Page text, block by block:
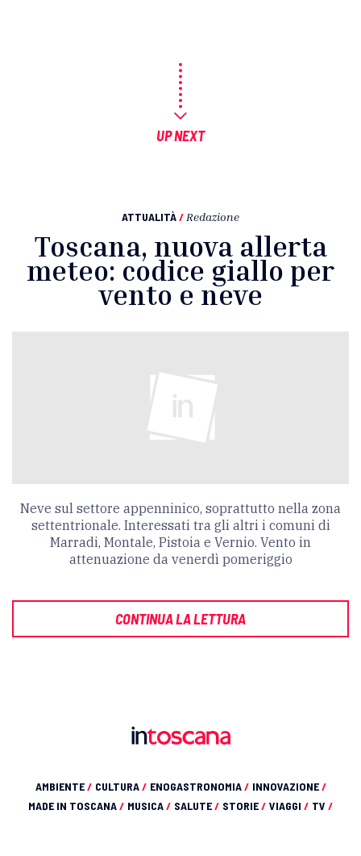
UP NEXT
ATTUALITÀ/ Redazione
Toscana, nuova allerta
meteo: codice giallo per
vento e neve
Neve sul settore appenninico, soprattutto nella zona
settentrionale. Interessati tra gli altri i comuni di
Marradi, Montale, Pistoia e Vernio. Vento in
attenuazione da venerdì pomeriggio
CONTINUA LA LETTURA
AMBIENTE/ CULTURA/ ENOGASTRONOMIA/ INNOVAZIONE/
MADE IN TOSCANA/ MUSICA/ SALUTE/ STORIE/ VIAGGI / TV /